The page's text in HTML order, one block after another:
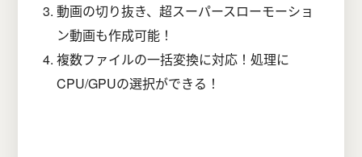
動画の切り抜き、超スーパースローモーショ
ン動画も作成可能！
複数ファイルの一括変換に対応！処理に
CPU/GPUの選択ができる！